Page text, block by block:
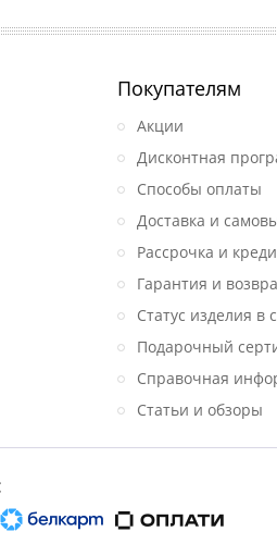
Покупателям
Акции
Дисконтная
Способы оплаты
Доставка и
Рассрочка и
Гарантия и
Статус изделия в
Подарочный
Справочная
Статьи и обзоры